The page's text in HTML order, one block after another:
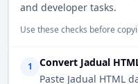
and developer tasks.
Use these checks before
1
Convert Jadual
Paste Jadual HTML